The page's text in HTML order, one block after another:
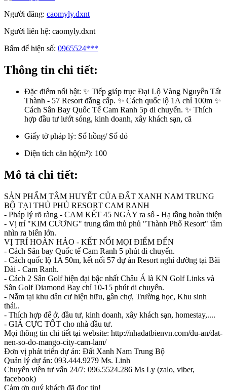
Người đăng: caomyly.dxnt
Người liên hệ: caomyly.dxnt
Bấm để hiện số: 0965524***
Thông tin chi tiết:
Đặc điểm nổi bật: ✨ Tiếp giáp trục Đại Lộ Vàng Nguyễn Tất
Thành - 57 Resort đẳng cấp. ✨ Cách quốc lộ 1A chỉ 100m ✨
Cách Sân Bay Quốc Tế Cam Ranh 5p di chuyển. ✨ Thích
hợp đầu tư lướt sóng, kinh doanh, xây khách sạn, că
Giấy tờ pháp lý: Sổ hồng/ Sổ đỏ
Diện tích căn hộ(m²): 100
Mô tả chi tiết:
SẢN PHẨM TÂM HUYẾT CỦA ĐẤT XANH NAM TRUNG
BỘ TẠI THỦ PHỦ RESORT CAM RANH
- Pháp lý rõ ràng - CAM KẾT 45 NGÀY ra sổ - Hạ tầng hoàn thiện
- Vị trí "KIM CƯƠNG" trung tâm thủ phủ "Thành Phố Resort" tầm
nhìn ra biển lớn.
VỊ TRÍ HOÀN HẢO - KẾT NỐI MỌI ĐIỂM ĐẾN
- Cách Sân bay Quốc tế Cam Ranh 5 phút di chuyển.
- Cách quốc lộ 1A 50m, kết nối 57 dự án Resort nghỉ dưỡng tại Bãi
Dài - Cam Ranh.
- Cách 2 Sân Golf hiện đại bậc nhất Châu Á là KN Golf Links và
Sân Golf Diamond Bay chỉ 10-15 phút di chuyển.
- Nằm tại khu dân cư hiện hữu, gần chợ, Trường học, Khu sinh
thái..
- Thích hợp để ở, đầu tư, kinh doanh, xây khách sạn, homestay,....
- GIÁ CỰC TỐT cho nhà đầu tư.
Mọi thông tin chi tiết tại website: http://nhadatbienvn.com/du-an/dat-
nen-so-do-mango-city-cam-lam/
Đơn vị phát triển dự án: Đất Xanh Nam Trung Bộ
Quản lý dự án: 093.444.9279 Ms. Linh
Chuyên viên tư vấn 24/7: 096.5524.286 Ms Ly (zalo, viber,
facebook)
Cảm ơn quý khách đã đọc tin!